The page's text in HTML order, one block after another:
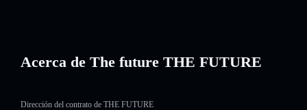
Acerca de The future THE FUTURE
Dirección del contrato de THE FUTURE